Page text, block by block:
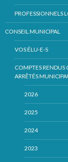
PROFESSIONNELS
CONSEIL MUNICIPAL
VOS ÉLU-E-S
COMPTES RENDUS
ARRÊTÉS
2026
2025
2024
2023